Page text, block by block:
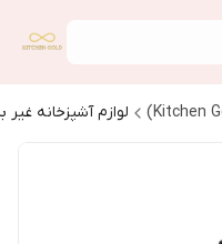
لوازم آشپزخانه غیر